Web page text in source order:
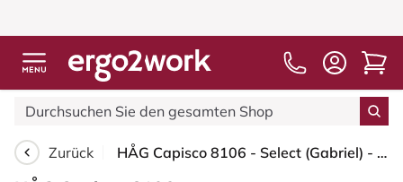
Zurück HÅG Capisco 8106 - Select (Gabriel) - Wolle / Polyamid - SC64213 - Light blush - Schwarz - 265 mm (Sitzhöhe 53-79cm) - Weiche Rollen für harte Böden